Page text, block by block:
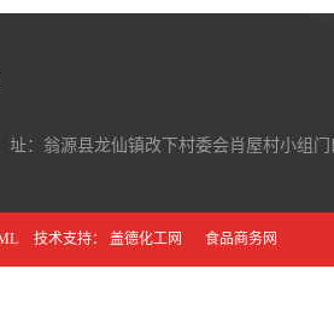
：翁源县龙仙镇改下村委会肖屋村小组门
技术支持： 盖德化工网 食品商务网